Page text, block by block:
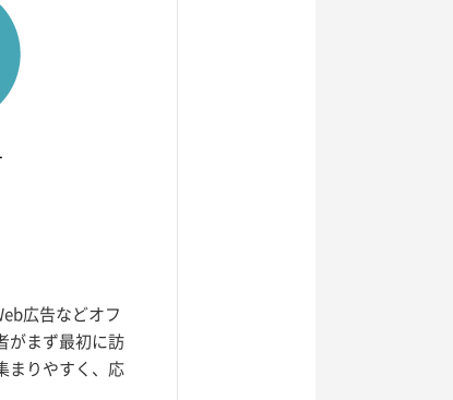
広告などオフ
がまず最初に訪
まりやすく、応